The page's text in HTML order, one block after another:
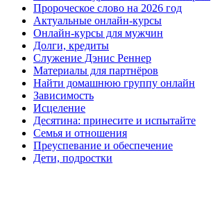
Пророческое слово на 2026 год
Актуальные онлайн-курсы
Онлайн-курсы для мужчин
Долги, кредиты
Служение Дэнис Реннер
Материалы для партнёров
Найти домашнюю группу онлайн
Зависимость
Исцеление
Десятина: принесите и испытайте
Семья и отношения
Преуспевание и обеспечение
Дети, подростки